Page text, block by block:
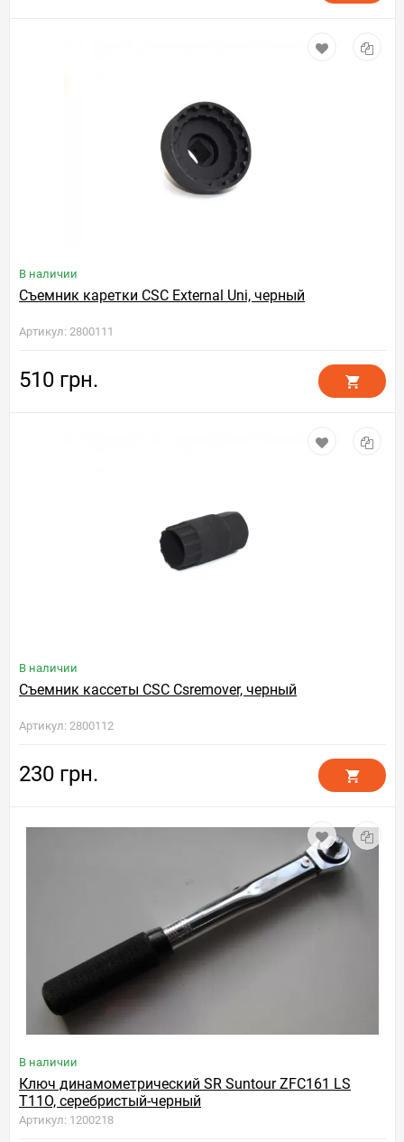
В наличии
Съемник каретки CSC External Uni, черный
Артикул: 2800111
510 грн.
В наличии
Съемник кассеты CSC Csremover, черный
Артикул: 2800112
230 грн.
В наличии
Ключ динамометрический SR Suntour ZFC161 LS
T11O, серебристый-черный
Артикул: 1200218